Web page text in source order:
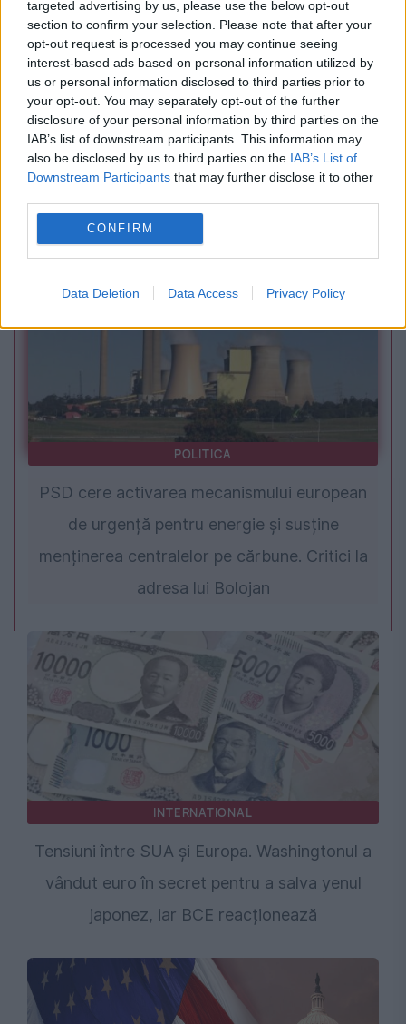
targeted advertising by us, please use the below opt-out
section to confirm your selection. Please note that after your
opt-out request is processed you may continue seeing
interest-based ads based on personal information utilized by
us or personal information disclosed to third parties prior to
your opt-out. You may separately opt-out of the further
disclosure of your personal information by third parties on the
IAB’s list of downstream participants. This information may
also be disclosed by us to third parties on the IAB’s List of
Downstream Participants that may further disclose it to other
CONFIRM
Data Deletion Data Access Privacy Policy
INTERNATIONAL
prevede noul pachet de sancțiuni
POLITICA
PSD cere activarea mecanismului european
de urgență pentru energie și susține
menținerea centralelor pe cărbune. Critici la
adresa lui Bolojan
INTERNATIONAL
Tensiuni între SUA și Europa. Washingtonul a
vândut euro în secret pentru a salva yenul
japonez, iar BCE reacționează